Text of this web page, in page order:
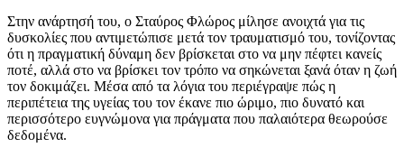
Στην ανάρτησή του, ο Σταύρος Φλώρος μίλησε ανοιχτά για τις
δυσκολίες που αντιμετώπισε μετά τον τραυματισμό του, τονίζοντας
ότι η πραγματική δύναμη δεν βρίσκεται στο να μην πέφτει κανείς
ποτέ, αλλά στο να βρίσκει τον τρόπο να σηκώνεται ξανά όταν η ζωή
τον δοκιμάζει. Μέσα από τα λόγια του περιέγραψε πώς η
περιπέτεια της υγείας του τον έκανε πιο ώριμο, πιο δυνατό και
περισσότερο ευγνώμονα για πράγματα που παλαιότερα θεωρούσε
δεδομένα.